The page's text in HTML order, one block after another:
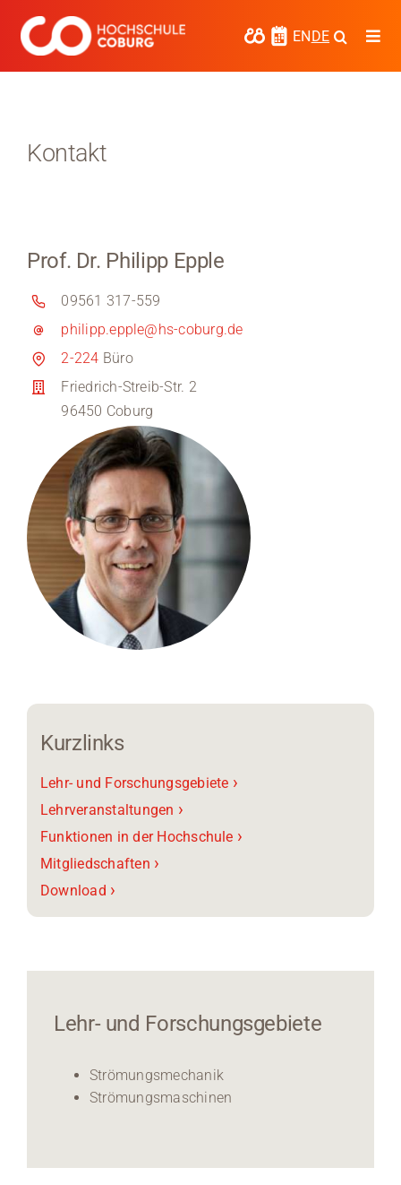
Inhalt
springen
ENDE
Regionalentwicklung
Entdecke die Region
Informationen für …
Kontakt
Medien
Stellenangebote
News
Veranstaltungen
Kontakt
Prof. Dr. Philipp Epple
09561 317-559
philipp.epple@hs-coburg.de
2-224 Büro
Friedrich-Streib-Str. 2
96450 Coburg
Kurzlinks
Lehr- und Forschungsgebiete ›
Lehrveranstaltungen ›
Funktionen in der Hochschule ›
Mitgliedschaften ›
Download ›
Lehr- und Forschungsgebiete
Strömungsmechanik
Strömungsmaschinen